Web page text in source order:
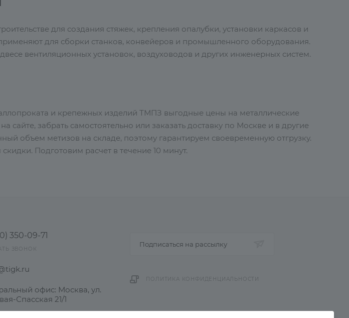
для создания стяжек, крепления опалубки, установки каркасов и
для сборки станков, конвейеров и промышленного оборудования.
вентиляционных установок, воздуховодов и других инженерных систем.
и крепежных изделий ТМПЗ выгодные цены на металлические
забрать самостоятельно или заказать доставку по Москве и в другие
объем метизов на складе, поэтому гарантируем своевременную отгрузку.
Подготовим расчет в течение 10 минут.
350-09-71
ЗВОНОК
офис: Москва, ул.
Спасская 21/1
Подписаться на рассылку
ПОЛИТИКА КОНФИДЕНЦИАЛЬНОСТИ